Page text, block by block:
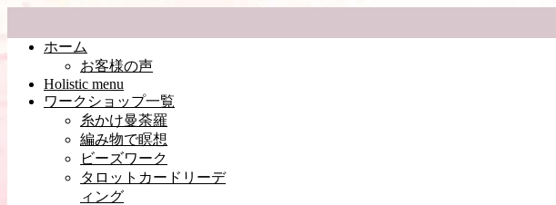
ホーム
お客様の声
Holistic menu
ワークショップ一覧
糸かけ曼荼羅
編み物で瞑想
ビーズワーク
タロットカードリーデ
ィング